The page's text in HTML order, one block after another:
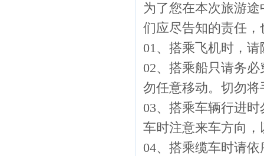
为了您在本次旅游
们应尽告知的责任
01、搭乘飞机时，
02、搭乘船只请务
勿任意移动。切勿
03、搭乘车辆行进
车时注意来车方向
04、搭乘缆车时请